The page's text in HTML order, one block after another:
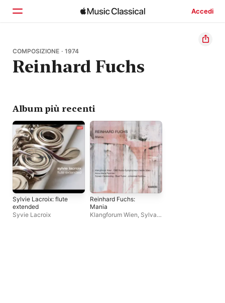
Accedi
Home
Scopri
COMPOSIZIONE · 1974
Reinhard Fuchs
Album più recenti
Sylvie Lacroix: flute
extended
Syvie Lacroix
Reinhard Fuchs:
Mania
Klangforum Wien, Sylvain